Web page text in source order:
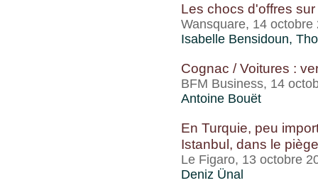
Les chocs d'offres
Wansquare, 14 octobre
Isabelle Bensidoun,
Cognac / Voitures :
BFM Business, 14
Antoine Bouët
En Turquie, peu
Istanbul, dans le
Le Figaro, 13 octobre
Deniz Ünal